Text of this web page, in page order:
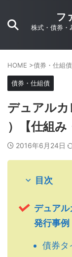
フ
株式・債券
HOME >債券・仕組債
債券・仕組債
デュアル
）【仕組み
2016年6月24日
目次
デュア
発行事例
債券タ